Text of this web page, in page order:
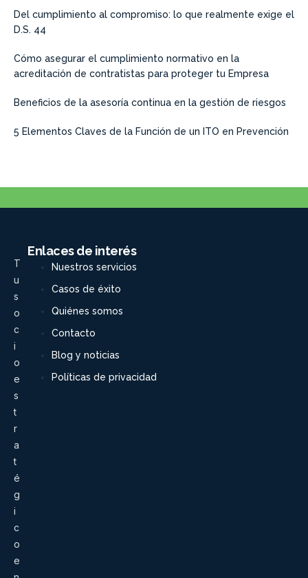
Del cumplimiento al compromiso: lo que realmente exige el
D.S. 44
Cómo asegurar el cumplimiento normativo en la
acreditación de contratistas para proteger tu Empresa
Beneficios de la asesoría continua en la gestión de riesgos
5 Elementos Claves de la Función de un ITO en Prevención
T
u
s
o
c
i
o
e
s
t
r
a
t
é
g
i
c
o
e
Enlaces de interés
Nuestros servicios
Casos de éxito
Quiénes somos
Contacto
Blog y noticias
Políticas de privacidad